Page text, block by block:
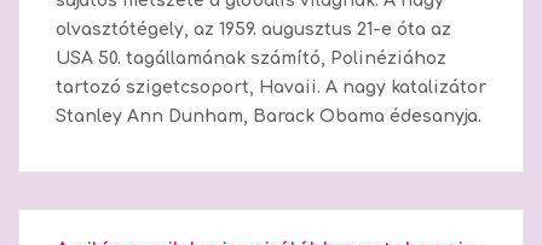
olvasztótégely, az 1959. augusztus 21-e óta az
USA 50. tagállamának számító, Polinéziához
tartozó szigetcsoport, Havaii. A nagy katalizátor
Stanley Ann Dunham, Barack Obama édesanyja.